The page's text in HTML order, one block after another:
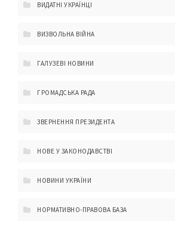
ВИДАТНІ УКРАЇНЦІ
ВИЗВОЛЬНА ВІЙНА
ГАЛУЗЕВІ НОВИНИ
ГРОМАДСЬКА РАДА
ЗВЕРНЕННЯ ПРЕЗИДЕНТА
НОВЕ У ЗАКОНОДАВСТВІ
НОВИНИ УКРАЇНИ
НОРМАТИВНО-ПРАВОВА БАЗА